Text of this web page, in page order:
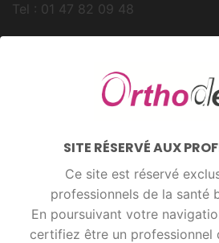
SITE RÉSERVÉ AUX
Ce site est réservé
professionnels de la santé
En poursuivant votre
certifiez être un professionnel
Tel : 01 47 82 09 48